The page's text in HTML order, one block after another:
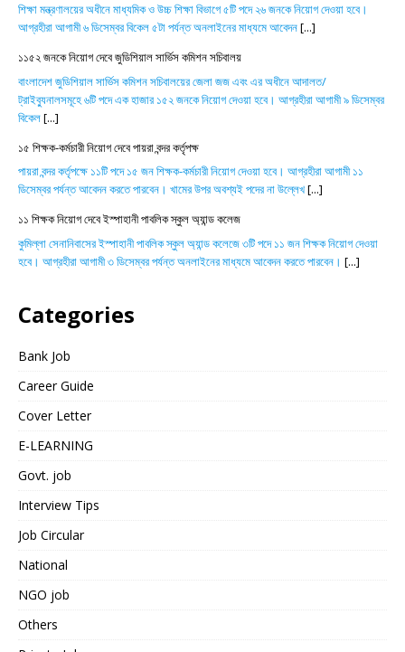
শিক্ষা মন্ত্রণালয়ের অধীনে মাধ্যমিক ও উচ্চ শিক্ষা বিভাগে ৫টি পদে ২৬ জনকে নিয়োগ দেওয়া হবে।
আগ্রহীরা আগামী ৬ ডিসেম্বর বিকেল ৫টা পর্যন্ত অনলাইনের মাধ্যমে আবেদন[...]
১১৫২ জনকে নিয়োগ দেবে জুডিশিয়াল সার্ভিস কমিশন সচিবালয়
বাংলাদেশ জুডিশিয়াল সার্ভিস কমিশন সচিবালয়ের জেলা জজ এবং এর অধীনে আদালত/
ট্রাইব্যুনালসমূহে ৬টি পদে এক হাজার ১৫২ জনকে নিয়োগ দেওয়া হবে। আগ্রহীরা আগামী ৯ ডিসেম্বর
বিকেল[...]
১৫ শিক্ষক-কর্মচারী নিয়োগ দেবে পায়রা বন্দর কর্তৃপক্ষ
পায়রা বন্দর কর্তৃপক্ষে ১১টি পদে ১৫ জন শিক্ষক-কর্মচারী নিয়োগ দেওয়া হবে। আগ্রহীরা আগামী ১১
ডিসেম্বর পর্যন্ত আবেদন করতে পারবেন। খামের উপর অবশ্যই পদের না উল্লেখ[...]
১১ শিক্ষক নিয়োগ দেবে ইস্পাহানী পাবলিক স্কুল অ্যান্ড কলেজ
কুমিল্লা সেনানিবাসের ইস্পাহানী পাবলিক স্কুল অ্যান্ড কলেজে ৩টি পদে ১১ জন শিক্ষক নিয়োগ দেওয়া
হবে। আগ্রহীরা আগামী ৩ ডিসেম্বর পর্যন্ত অনলাইনের মাধ্যমে আবেদন করতে পারবেন। [...]
Categories
Bank Job
Career Guide
Cover Letter
E-LEARNING
Govt. job
Interview Tips
Job Circular
National
NGO job
Others